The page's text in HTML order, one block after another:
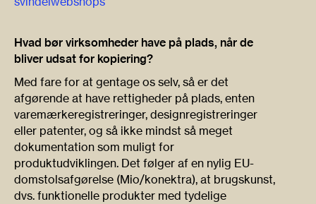
Hvad bør virksomheder have på plads, når de
bliver udsat for kopiering?
Med fare for at gentage os selv, så er det
afgørende at have rettigheder på plads, enten
varemærkeregistreringer, designregistreringer
eller patenter, og så ikke mindst så meget
dokumentation som muligt for
produktudviklingen. Det følger af en nylig EU-
domstolsafgørelse (Mio/konektra), at brugskunst,
dvs. funktionelle produkter med tydelige